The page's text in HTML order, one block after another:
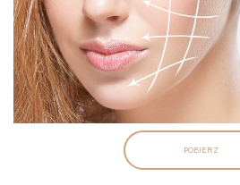
POBIERZ